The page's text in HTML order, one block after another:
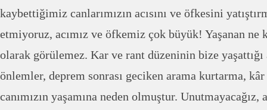
kaybettiğimiz canlarımızın acısını ve öfkesini
etmiyoruz, acımız ve öfkemiz çok büyük! Yaşanan ne
olarak görülemez. Kar ve rant düzeninin bize
önlemler, deprem sonrası geciken arama kurtarma,
canımızın yaşamına neden olmuştur.